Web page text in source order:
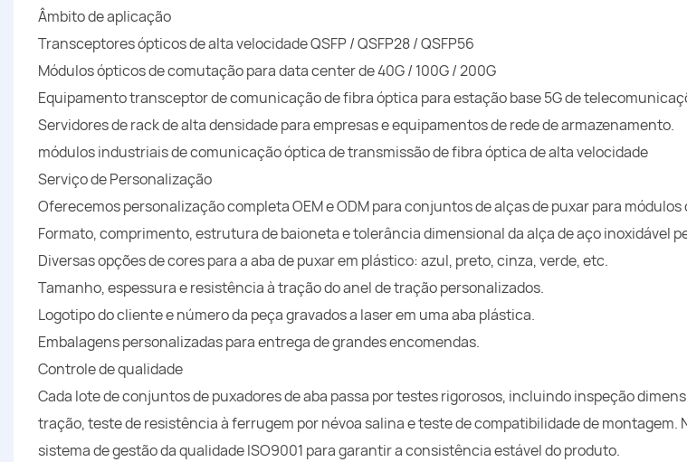
Âmbito de aplicação
Transceptores ópticos de alta velocidade QSFP / QSFP28 / QSFP56
Módulos ópticos de comutação para data center de 40G / 100G / 200G
Equipamento transceptor de comunicação de fibra óptica para estação base 5G de
Servidores de rack de alta densidade para empresas e equipamentos de rede de armazenamento.
módulos industriais de comunicação óptica de transmissão de fibra óptica de alta velocidade
Serviço de Personalização
Oferecemos personalização completa OEM e ODM para conjuntos de alças de puxar para módulos
Formato, comprimento, estrutura de baioneta e tolerância dimensional da alça de aço inoxidável
Diversas opções de cores para a aba de puxar em plástico: azul, preto, cinza, verde, etc.
Tamanho, espessura e resistência à tração do anel de tração personalizados.
Logotipo do cliente e número da peça gravados a laser em uma aba plástica.
Embalagens personalizadas para entrega de grandes encomendas.
Controle de qualidade
Cada lote de conjuntos de puxadores de aba passa por testes rigorosos, incluindo inspeção
tração, teste de resistência à ferrugem por névoa salina e teste de compatibilidade de montagem.
sistema de gestão da qualidade ISO9001 para garantir a consistência estável do produto.